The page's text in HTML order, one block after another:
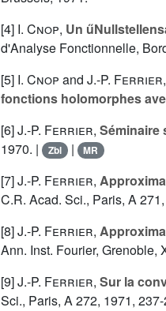
[4] I. Cnop, Un
d'Analyse Fonctionnelle,
[5] I. Cnop and J.-P. Ferrier,
fonctions holomorphes
[6]J.-P. Ferrier, Séminaire
1970. |
Zbl | MR
[7]J.-P. Ferrier,
C.R. Acad. Sci., Paris, A
[8]J.-P. Ferrier,
Ann. Inst. Fourier, Grenoble,
[9]J.-P. Ferrier, Sur la
Sci., Paris, A 272, 1971,